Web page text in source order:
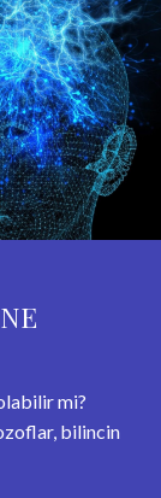
mi?
bilincin